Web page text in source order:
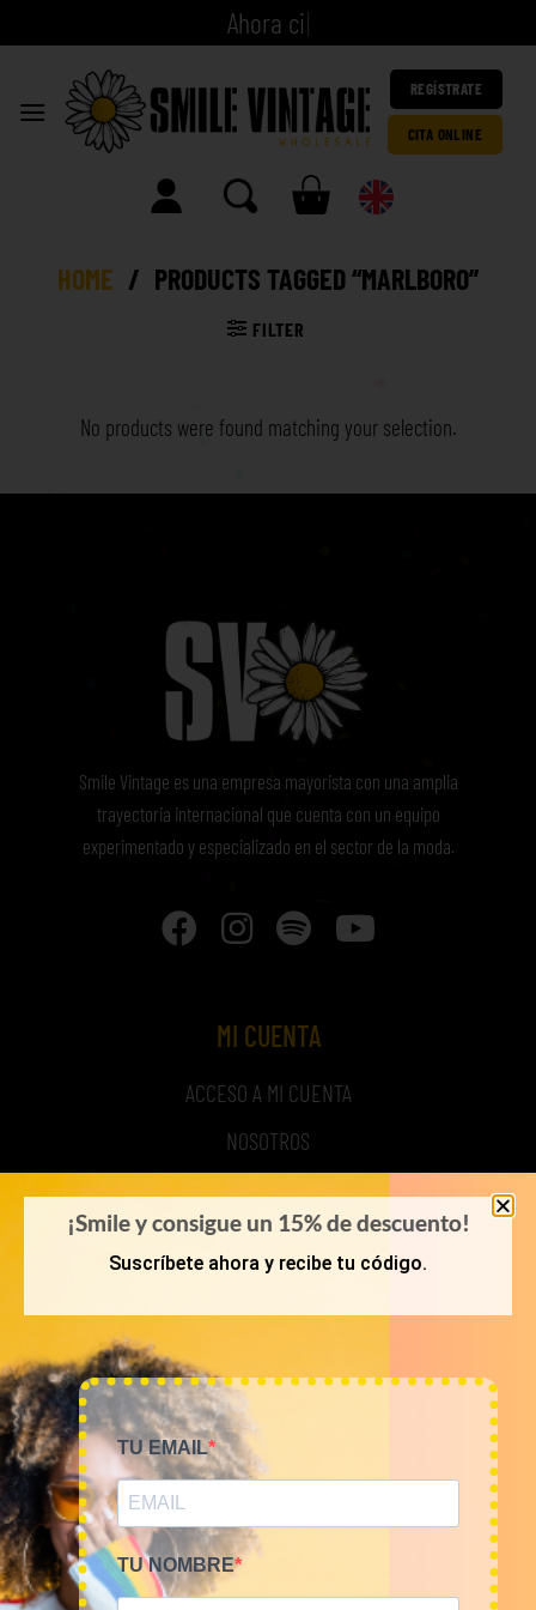
horac ita
REGÍSTRATE
CITA ONLINE
HOME / PRODUCTS TAGGED “MARLBORO”
FILTER
No products were found matching your selection.
Smile Vintage es una empresa mayorista con una amplia
trayectoria internacional que cuenta con un equipo
experimentado y especializado en el sector de la moda.
MI CUENTA
ACCESO A MI CUENTA
NOSOTROS
BLOG
COMPRA POR KILOS O LOTES
MUJER
NOVEDADES
¡Smile y consigue un 15% de descuento!
Suscríbete ahora y recibe tu código.
TU EMAIL
TU NOMBRE